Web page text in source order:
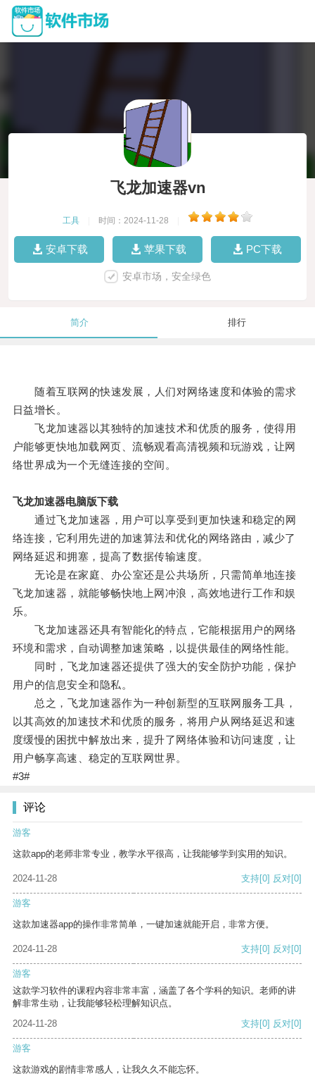
飞龙加速器vn
工具 时间：2024-11-28
安卓下载 苹果下载 PC下载
安卓市场，安全绿色
简介 排行
随着互联网的快速发展，人们对网络速度和体验的需求
日益增长。
飞龙加速器以其独特的加速技术和优质的服务，使得用
户能够更快地加载网页、流畅观看高清视频和玩游戏，让网
络世界成为一个无缝连接的空间。
飞龙加速器电脑版下载
通过飞龙加速器，用户可以享受到更加快速和稳定的网
络连接，它利用先进的加速算法和优化的网络路由，减少了
网络延迟和拥塞，提高了数据传输速度。
无论是在家庭、办公室还是公共场所，只需简单地连接
飞龙加速器，就能够畅快地上网冲浪，高效地进行工作和娱
乐。
飞龙加速器还具有智能化的特点，它能根据用户的网络
环境和需求，自动调整加速策略，以提供最佳的网络性能。
同时，飞龙加速器还提供了强大的安全防护功能，保护
用户的信息安全和隐私。
总之，飞龙加速器作为一种创新型的互联网服务工具，
以其高效的加速技术和优质的服务，将用户从网络延迟和速
度缓慢的困扰中解放出来，提升了网络体验和访问速度，让
用户畅享高速、稳定的互联网世界。
#3#
评论
游客
这款app的老师非常专业，教学水平很高，让我能够学到实用的知识。
2024-11-28 支持[0] 反对[0]
游客
这款加速器app的操作非常简单，一键加速就能开启，非常方便。
2024-11-28 支持[0] 反对[0]
游客
这款学习软件的课程内容非常丰富，涵盖了各个学科的知识。老师的讲
解非常生动，让我能够轻松理解知识点。
2024-11-28
支持[0] 反对[0]
游客
这款游戏的剧情非常感人，让我久久不能忘怀。